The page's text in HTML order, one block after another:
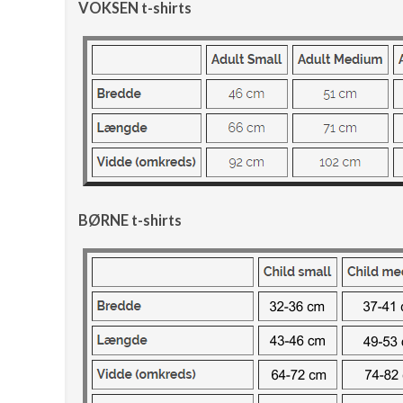
VOKSEN t-shirts
BØRNE t-shirts